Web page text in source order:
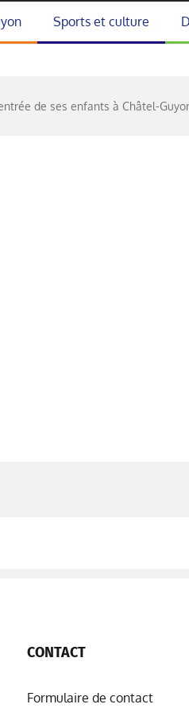
Sports et culture
de ses enfants à Châtel-
CONTACT
Formulaire de contact